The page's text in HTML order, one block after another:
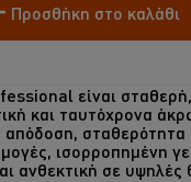
Προσθήκη στο καλάθι
είναι σταθερή,
και ταυτόχρονα
σταθερότητα
ισορροπημένη
ανθεκτική σε υψηλές